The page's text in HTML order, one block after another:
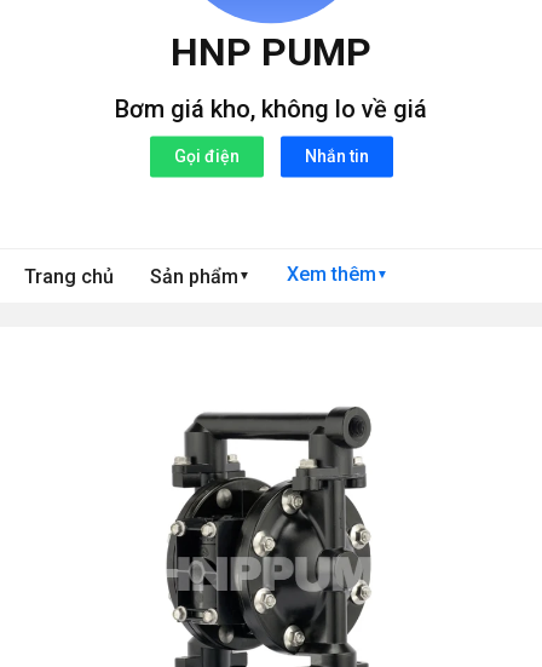
HNP PUMP
Bơm giá kho, không lo về giá
Gọi điện Nhắn tin
Trang chủ Sản phẩm ▼ Xem thêm ▼